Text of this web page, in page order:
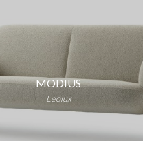
MODIUS
Leolux